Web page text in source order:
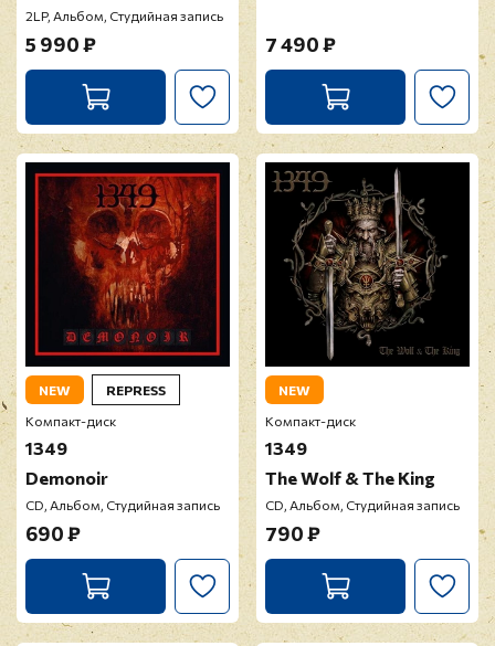
2LP, Альбом, Студийная запись
5 990 ₽ 7 490 ₽
NEW
REPRESS
Компакт-диск
1349
Demonoir
CD, Альбом, Студийная запись
690 ₽
NEW
Компакт-диск
1349
The Wolf & The King
CD, Альбом, Студийная запись
790 ₽